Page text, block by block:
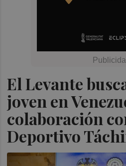
El Levante
joven en
colaboración
Deportivo